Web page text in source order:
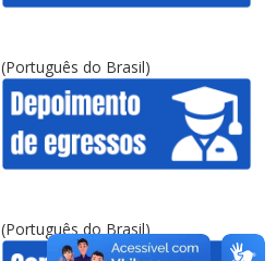
(Português do Brasil)
(Português do Brasil)